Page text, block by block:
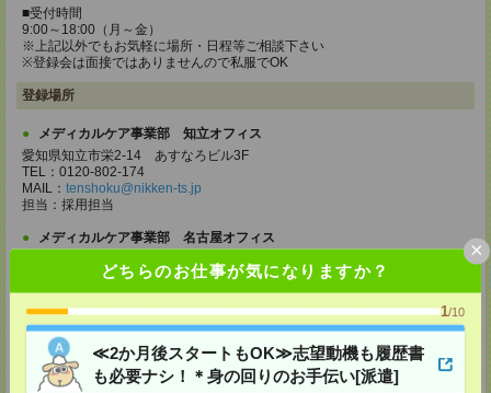
どちらのお仕事が気になりますか？
1/10
≪2か月後スタートもOK≫志望動機も履歴書
も必要ナシ！＊身の回りのお手伝い[派遣]
×
■受付時間
9:00～18:00（月～金）
※上記以外でもお気軽に場所・日程等ご相談下さい
※登録会は面接ではありませんので私服でOK
登録場所
メディカルケア事業部 知立オフィス
愛知県知立市栄2-14 あすなろビル3F
TEL：0120-802-174
MAIL： tenshoku@nikken-ts.jp
担当：採用担当
メディカルケア事業部 名古屋オフィス
愛知県名古屋市西区牛島町2-5 TOMITA.BLD 4階
TEL：0120-455-091
MAIL：tenshoku@nikken-ts.jp
担当：採用担当
登録交通費
★今ならご来社登録でQUOカード2000円分をプレゼント中★